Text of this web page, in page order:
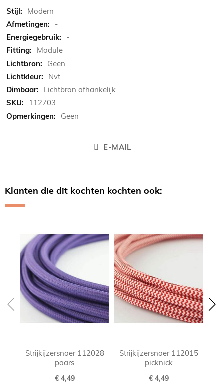
Modern
-
-
Module
Geen
Nvt
Lichtbron afhankelijk
112703
Geen
E-MAIL
Klanten die dit kochten kochten ook:
Strijkijzersnoer 112028
paars
€ 4,49
Strijkijzersnoer 112015
picknick
€ 4,49